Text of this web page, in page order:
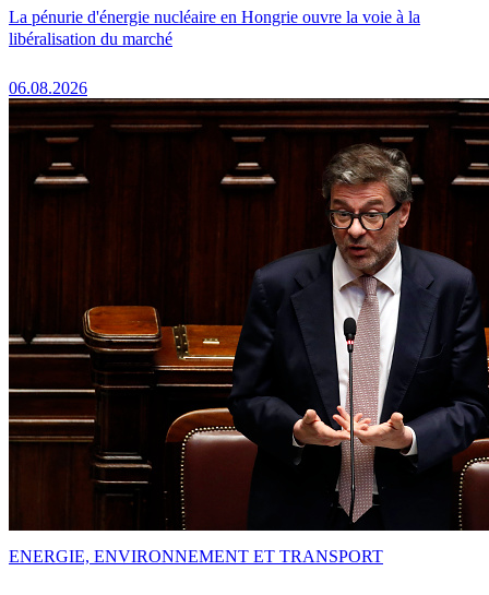
La pénurie d'énergie nucléaire en Hongrie ouvre la voie à la
libéralisation du marché
06.08.2026
ENERGIE, ENVIRONNEMENT ET TRANSPORT